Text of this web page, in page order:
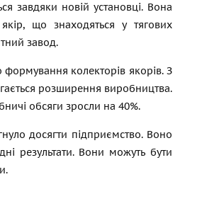
завдяки новій установці. Вона
що знаходяться у тягових
завод.
колекторів якорів. З
розширення виробництва.
обсяги зросли на 40%.
досягти підприємство. Воно
результати. Вони можуть бути